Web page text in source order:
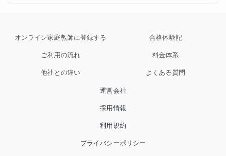
オンライン家庭教師に登録する 合格体験記
ご利用の流れ 料金体系
他社との違い よくある質問
運営会社
採用情報
利用規約
プライバシーポリシー